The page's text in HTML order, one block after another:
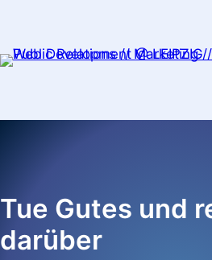
content
Tue Gutes und
darüber